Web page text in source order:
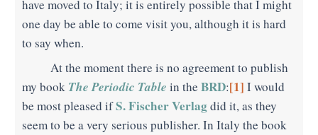
have moved to Italy; it is entirely possible that I might
one day be able to come visit you, although it is hard
to say when.
At the moment there is no agreement to publish
my book The Periodic Table in the BRD:[1] I would
be most pleased ifS. Fischer Verlagdid it, as they
seem to be a very serious publisher. In Italy the book